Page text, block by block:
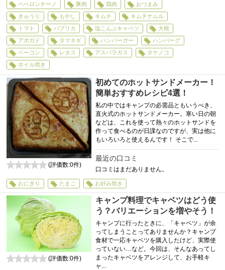
ペペロンチーノ
豚肉 鶏肉
おつまみ
きゅうり
もやし キムチ
キムチナムル
トマト
パプリカ 塩こんぶキャベツ
大根
アボガド
タマネギ ハンバーガー
ハンバーグ
ベーコン
レタス アスパラガス
タケノコ
ホイル焼き
初めてのホットサンドメーカー！
簡単おすすめレシピ4選！
私の中ではキャンプの必需品ともいうべき、
直火式のホットサンドメーカー。寒い日の朝
などは、これを使って熱々のホットサンドを
作って食べるのが日課なのですが、実は他に
もいろいろと使えるんです！ そこで...
最近の口コミ
口コミはまだありません。
(評価数:0件)
おにぎり たまご お好み焼き
キャンプ料理でキャベツはどう使
う？バリエーションを増やそう！
キャンプに行ったときに、「キャベツ」が余
ってしまうことってありませんか？キャンプ
食材で一応キャベツを購入したけど、実際使
っていない…など。今回は、そんなあってし
まったキャベツをアレンジして、お手軽キ
ャ...
(評価数:0件)